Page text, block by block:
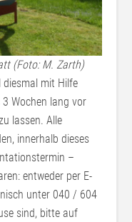
(Foto: M. Zarth)
diesmal mit Hilfe
Wochen lang vor
lassen. Alle
innerhalb dieses
–
entweder per E-
unter 040 / 604
sind, bitte auf